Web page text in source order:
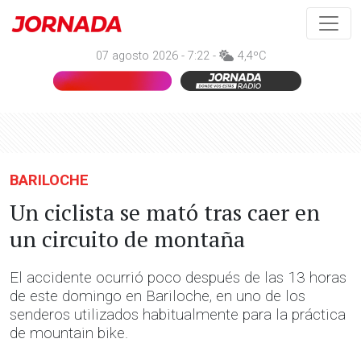
07 agosto 2026 - 7:22 - 4,4ºC
BARILOCHE
Un ciclista se mató tras caer en
un circuito de montaña
El accidente ocurrió poco después de las 13 horas
de este domingo en Bariloche, en uno de los
senderos utilizados habitualmente para la práctica
de mountain bike.